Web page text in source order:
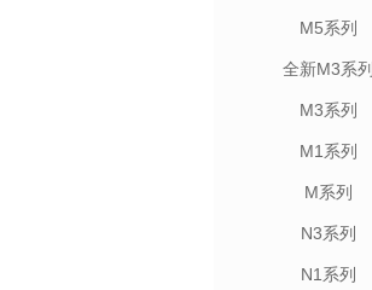
M5系列
全新M3系列
M3系列
M1系列
M系列
N3系列
N1系列